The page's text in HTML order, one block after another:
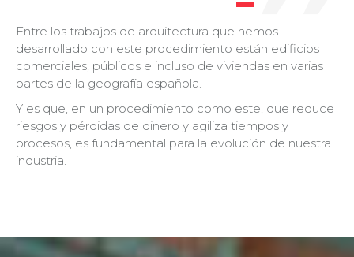
Entre los trabajos de arquitectura que hemos
desarrollado con este procedimiento están edificios
comerciales, públicos e incluso de viviendas en varias
partes de la geografía española.
Y es que, en un procedimiento como este, que reduce
riesgos y pérdidas de dinero y agiliza tiempos y
procesos, es fundamental para la evolución de nuestra
industria.